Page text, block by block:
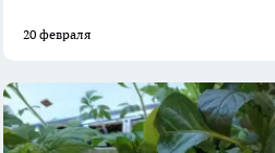
20 февраля